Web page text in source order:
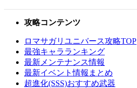
攻略コンテンツ
ロマサガリユニバース攻略TOP
最強キャラランキング
最新メンテナンス情報
最新イベント情報まとめ
超進化(SSS)おすすめ武器